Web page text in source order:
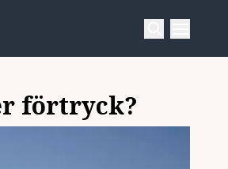
förtryck?